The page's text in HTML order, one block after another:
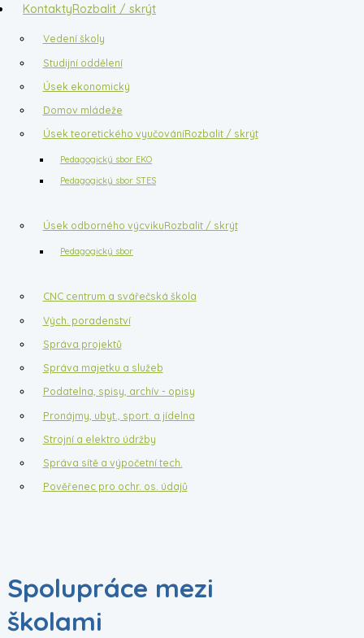
KontaktyRozbalit / skrýt
Vedení školy
Studijní oddělení
Úsek ekonomický
Domov mládeže
Úsek teoretického vyučováníRozbalit / skrýt
Pedagogický sbor EKO
Pedagogický sbor STES
Úsek odborného výcvikuRozbalit / skrýt
Pedagogický sbor
CNC centrum a svářečská škola
Vých. poradenství
Správa projektů
Správa majetku a služeb
Podatelna, spisy, archív - opisy
Pronájmy, ubyt., sport. a jídelna
Strojní a elektro údržby
Správa sítě a výpočetní tech.
Pověřenec pro ochr. os. údajů
Spolupráce mezi
školami